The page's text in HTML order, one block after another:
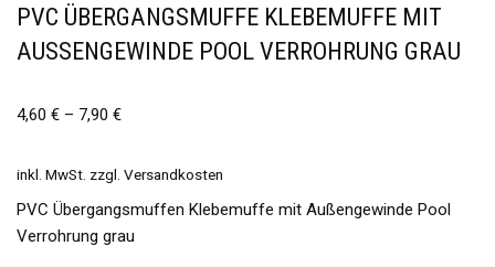
PVC ÜBERGANGSMUFFE KLEBEMUFFE MIT
AUSSENGEWINDE POOL VERROHRUNG GRAU
4,60 € – 7,90 €
inkl. MwSt. zzgl. Versandkosten
PVC Übergangsmuffen Klebemuffe mit Außengewinde Pool
Verrohrung grau